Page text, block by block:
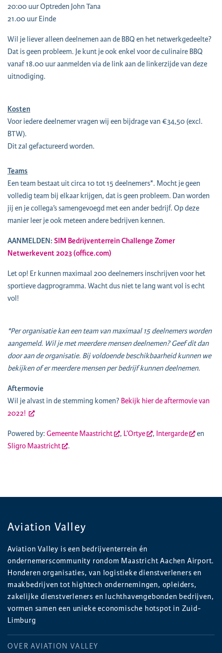
20:00 uur Optreden John Tana
21.00 uur Einde
Wil je liever alleen deelnemen aan de BBQ en het netwerkgedeelte?
Dat is geen probleem. Je kunt je ook enkel voor de culinaire BBQ
vanaf 18.00 uur aanmelden via de link aan de linkerzijde van deze
uitnodiging.
Kosten
Voor iedere deelnemer vragen wij een bijdrage van €34,50 (excl.
BTW).
Dit zal gefactureerd worden.
Teams
Een team bestaat uit circa 10 tot 15 deelnemers*. Mocht je geen
volledig team bij elkaar krijgen, dat is geen probleem. Dan worden
jij en je collega’s samengevoegd met een ander bedrijf. Op deze
manier leer je ook meteen andere bedrijven kennen.
AANMELDEN:SIM Bedrijventerrein Challenge Zomer
Netwerkevent 2023 (office.com)
Let op! Er kunnen maximaal 200 deelnemers inschrijven voor het
sportieve dagprogramma. Wacht dus niet te lang want vol is echt
vol!
*Per organisatie kan een team van maximaal 15 deelnemers worden
aangemeld. Wil je met meerdere mensen deelnemen? Geef dit dan
door aan de organisatie. Bij voldoende beschikbaarheid kunnen we
bekijken of er meerdere mensen per bedrijf kunnen deelnemen.
Aftermovie
Wil je alvast in de stemming komen? Bekijk hier de aftermovie van
2022!
Powered by:Gemeente Maastricht , L’Ortye , Intergarde
en
Sligro Maastricht
.
Aviation Valley
Aviation Valley is een bedrijventerrein én
ondernemerscommunity rondom Maastricht Aachen Airport.
Honderen organisaties, van logistieke dienstverleners en
maakbedrijven tot hightech ondernemingen, opleiders,
zakelijke dienstverleners en luchthavengebonden bedrijven,
vormen samen een unieke economische hotspot in Zuid-
Limburg
OVER AVIATION VALLEY